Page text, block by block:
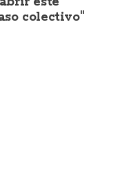
colectivo"